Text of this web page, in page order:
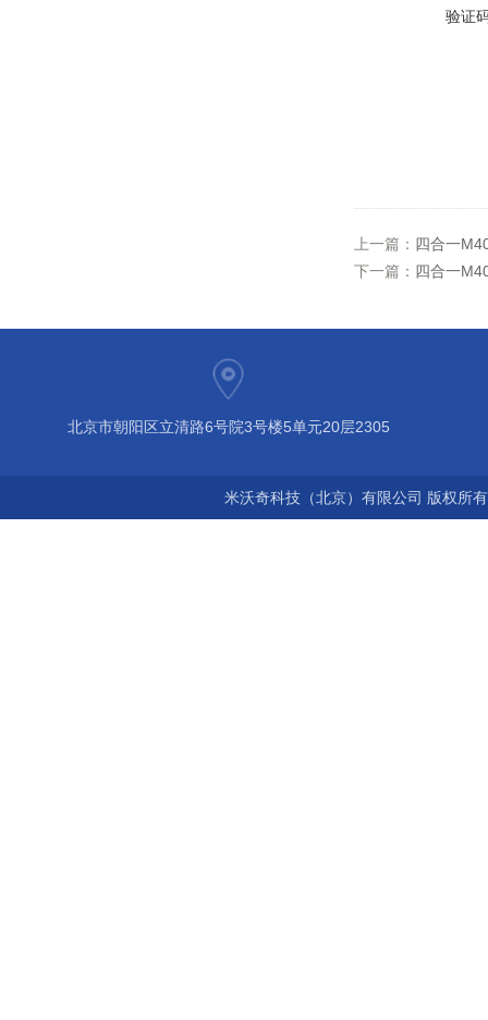
验证
上一篇： 四合一
下一篇： 四合一
北京市朝阳区立清路6号院3号楼5单元20层2305
米沃奇科技（北京）有限公司 版权所